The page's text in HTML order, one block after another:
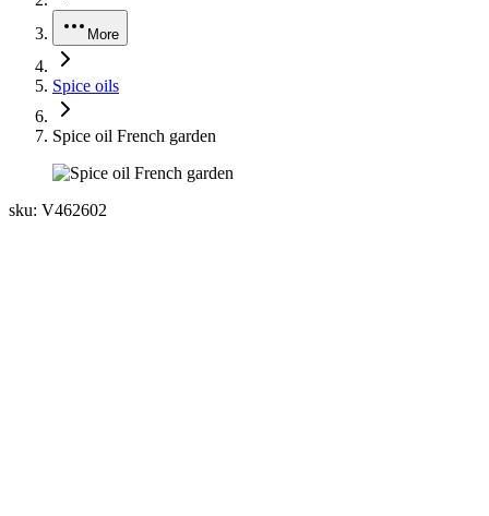
More
Spice oils
Spice oil French garden
sku: V462602